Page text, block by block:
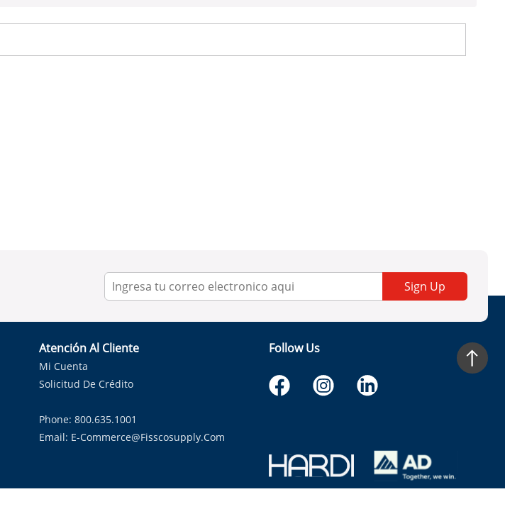
Sign Up
Atención Al Cliente
Mi Cuenta
Solicitud De Crédito
Phone: 800.635.1001
Email: E-Commerce@fisscosupply.com
Follow Us